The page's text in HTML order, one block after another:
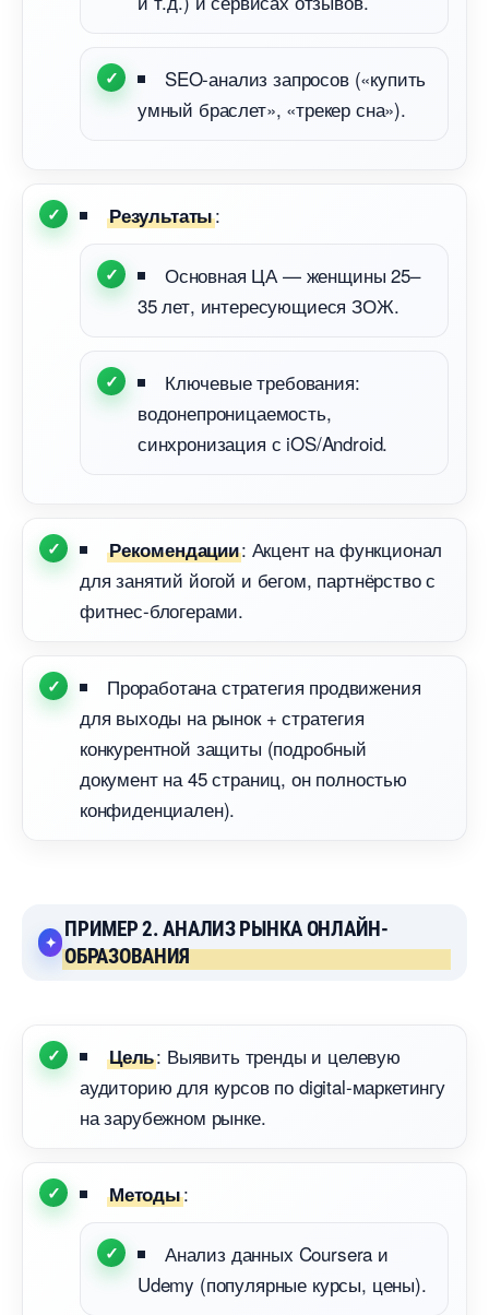
SEO-анализ запросов («купить
умный браслет», «трекер сна»).
Результаты:
Основная ЦА — женщины 25–
35 лет, интересующиеся ЗОЖ.
Ключевые требования:
одонепроницаемость,
синхронизация с iOS/Android.
Рекомендации: Акцент на функционал
для занятий йогой и бегом, партнёрство с
фитнес-блогерами.
Проработана стратегия продвижения
для выходы на рынок + стратегия
конкурентной защиты (подробный
документ на 45 страниц, он полностью
конфиденциален).
ПРИМЕР 2. АНАЛИЗ РЫНКА ОНЛАЙН-
ОБРАЗОВАНИЯ
Цель: Выявить тренды и целевую
аудиторию для курсов по digital-маркетингу
на зарубежном рынке.
Методы:
Анализ данных Coursera и
Udemy (популярные курсы, цены).